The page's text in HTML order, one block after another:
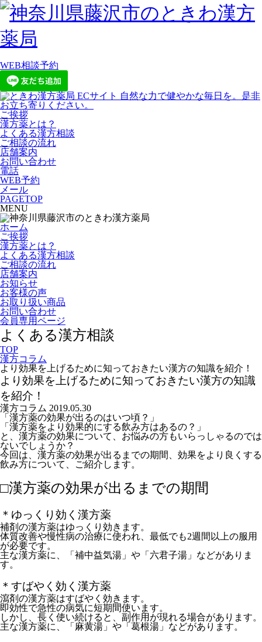
WEB相談予約
ご挨拶
漢方薬とは？
よくある漢方相談
ご相談の流れ
店舗案内
お問い合わせ
電話
WEB予約
メール
PAGETOP
MENU
ホーム
ご挨拶
漢方薬とは？
よくある漢方相談
ご相談の流れ
店舗案内
お知らせ
お客様の声
お取り扱い商品
お問い合わせ
会員専用ページ
よくある漢方相談
TOP
漢方コラム
より効果を上げるために知っておきたい漢方の知識を紹介！
より効果を上げるために知っておきたい漢方の知識
を紹介！
漢方コラム 2019.05.30
「漢方薬の効果が出るのはいつ頃？」
「漢方薬をより効果的にする飲み方はあるの？」
と、漢方薬の効果について、お悩みの方もいらっしゃるのでは
ないでしょうか？
今回は、漢方薬の効果が出るまでの期間、効果をより良くする
飲み方について、ご紹介します。
□漢方薬の効果が出るまでの期間
＊ゆっくり効く漢方薬
補剤の漢方薬はゆっくり効きます。
体質改善や慢性病の治療に使われ、最低でも2週間以上の服用
が必要です。
主な漢方薬に、「補中益気湯」や「六君子湯」などがありま
す。
＊すばやく効く漢方薬
瀉剤の漢方薬はすばやく効きます。
即効性で急性の病気に短期間使います。
しかし、長く使い続けると、副作用が現れる場合があります。
主な漢方薬に、「麻黄湯」や「葛根湯」などがあります。